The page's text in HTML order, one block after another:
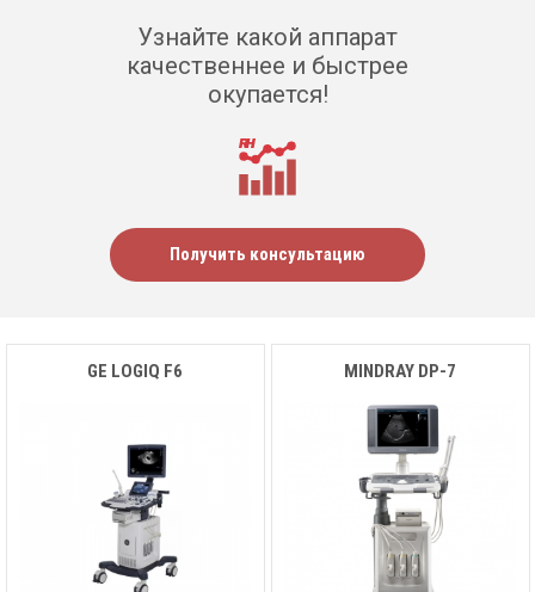
Узнайте какой аппарат
качественнее и быстрее
окупается!
Получить консультацию
GE LOGIQ F6 MINDRAY DP-7